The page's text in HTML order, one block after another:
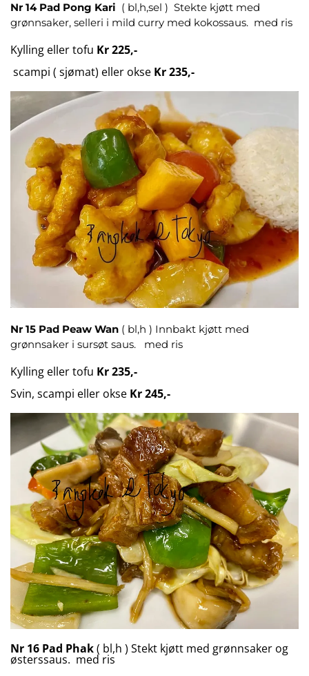
Nr 14 Pad Pong Kari ( bl,h,sel ) Stekte kjøtt med
grønnsaker, selleri i mild curry med kokossaus. med ris
Kylling eller tofu Kr 225,-
scampi ( sjømat) eller okse Kr 235,-
Nr 15 Pad Peaw Wan ( bl,h ) Innbakt kjøtt med
grønnsaker i sursøt saus. med ris
Kylling eller tofu Kr 235,-
Svin, scampi eller okse Kr 245,-
Nr 16 Pad Phak( bl,h ) Stekt kjøtt med grønnsaker og
østerssaus. med ris